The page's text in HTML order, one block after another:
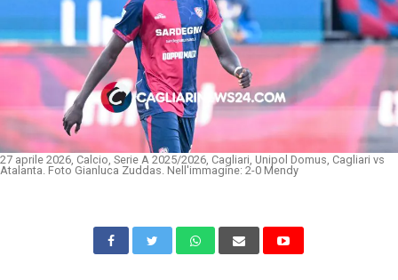
27 aprile 2026, Calcio, Serie A 2025/2026, Cagliari, Unipol Domus, Cagliari vs
Atalanta. Foto Gianluca Zuddas. Nell'immagine: 2-0 Mendy